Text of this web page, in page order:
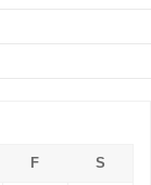
F
S